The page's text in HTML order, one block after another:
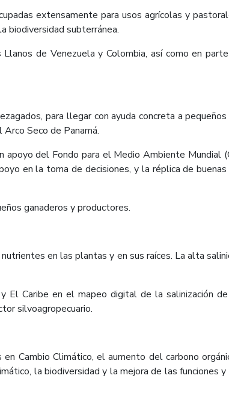
extensamente para usos agrícolas y
biodiversidad subterránea.
de Venezuela y Colombia, así como en
para llegar con ayuda concreta a
Seco de Panamá.
apoyo del Fondo para el Medio Ambiente Mundial
en la toma de decisiones, y la réplica de
ganaderos y productores.
en las plantas y en sus raíces. La alta
Caribe en el mapeo digital de la salinización
silvoagropecuario.
Cambio Climático, el aumento del carbono
la biodiversidad y la mejora de las funciones